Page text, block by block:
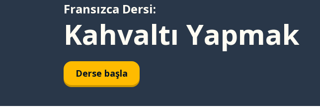
Fransızca Dersi:
Kahvaltı Yapmak
Derse başla